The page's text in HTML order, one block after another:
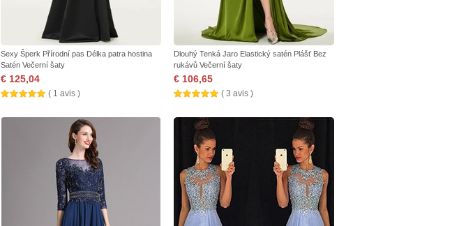
Sexy Šperk Přírodní pas Délka patra hostina
Satén Večerní šaty
€ 125,04
( 1 avis )
Dlouhý Tenká Jaro Elastický satén Plášť Bez
rukávů Večerní šaty
€ 106,65
( 3 avis )